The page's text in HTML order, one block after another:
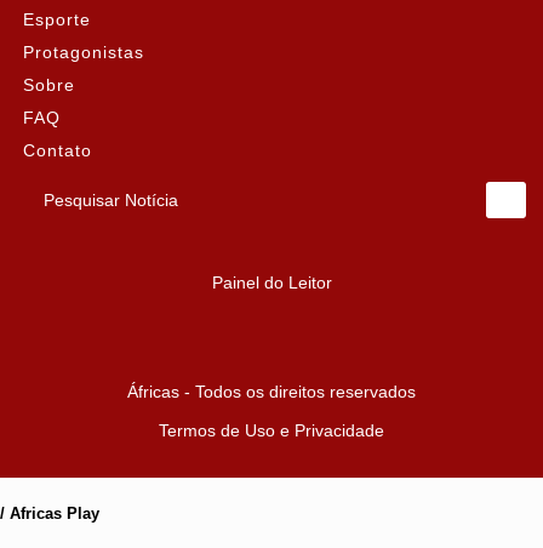
Esporte
Protagonistas
Sobre
FAQ
Contato
Pesquisar Notícia
Painel do Leitor
Áfricas - Todos os direitos reservados
Termos de Uso e Privacidade
/ Africas Play